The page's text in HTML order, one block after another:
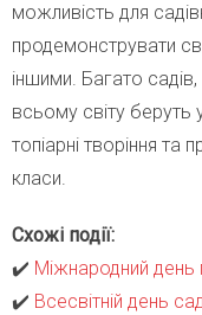
можливість для
продемонструвати
іншими. Багато
всьому світу беруть
топіарні творіння та
класи.
Схожі події:
✔️ Міжнародний день
✔️ Всесвітній день